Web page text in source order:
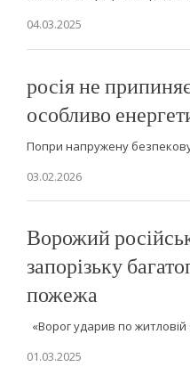
04.03.2025
росія не
особливо
Попри напружену
03.02.2026
Ворожий
запорізьку
пожежа
«Ворог ударив по
01.03.2025